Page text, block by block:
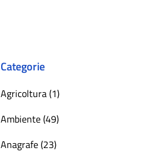
Categorie
Agricoltura (1)
Ambiente (49)
Anagrafe (23)